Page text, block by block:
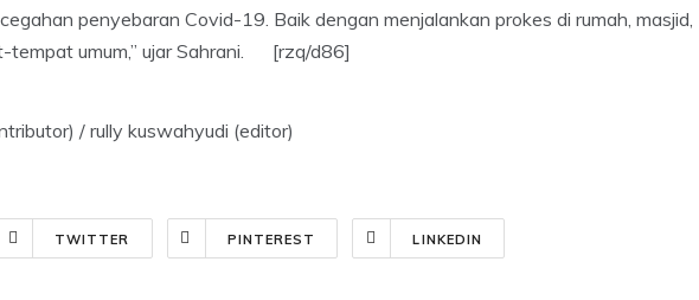
penyebaran Covid-19. Baik dengan menjalankan prokes di rumah, masjid,
tempat umum,” ujar Sahrani. [rzq/d86]
/ rully kuswahyudi (editor)
TWITTER PINTEREST LINKEDIN